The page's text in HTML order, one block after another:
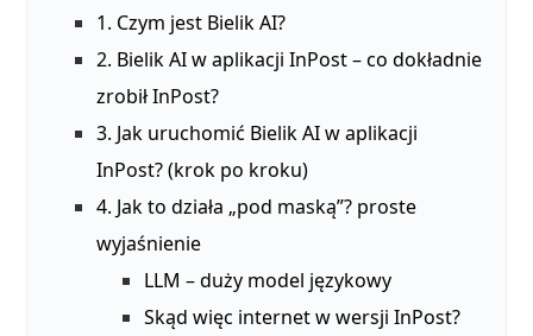
1. Czym jest Bielik AI?
2. Bielik AI w aplikacji InPost – co dokładnie
zrobił InPost?
3. Jak uruchomić Bielik AI w aplikacji
InPost? (krok po kroku)
4. Jak to działa „pod maską”? proste
wyjaśnienie
LLM – duży model językowy
Skąd więc internet w wersji InPost?